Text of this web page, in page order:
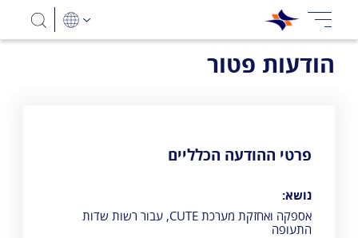
הודעות פטור
פרטי ההודעה הכלליים
נושא:
אספקה ואחזקת מערכת CUTE, עבור רשות שדות
התעופה